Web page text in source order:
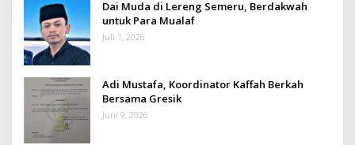
Dai Muda di Lereng Semeru, Berdakwah
untuk Para Mualaf
Juli 1, 2026
Adi Mustafa, Koordinator Kaffah Berkah
Bersama Gresik
Juni 9, 2026